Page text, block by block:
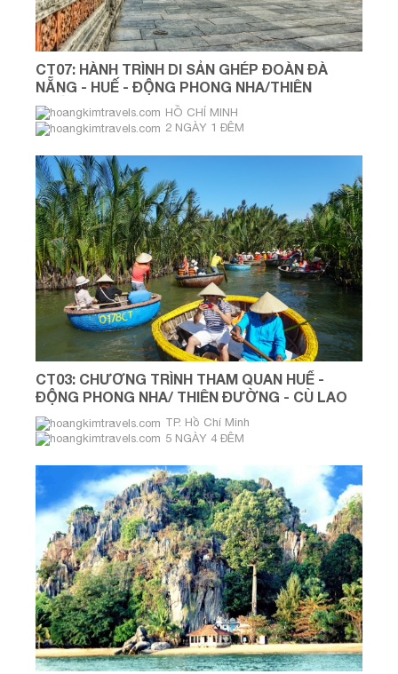
CT07: HÀNH TRÌNH DI SẢN GHÉP ĐOÀN ĐÀ
NẴNG - HUẾ - ĐỘNG PHONG NHA/THIÊN
ĐƯỜNG
HỒ CHÍ MINH
2 NGÀY 1 ĐÊM
CT03: CHƯƠNG TRÌNH THAM QUAN HUẾ -
ĐỘNG PHONG NHA/ THIÊN ĐƯỜNG - CÙ LAO
CHÀM - HỘI AN
TP. Hồ Chí Minh
5 NGÀY 4 ĐÊM